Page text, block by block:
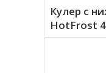
Кулер с
HotFrost